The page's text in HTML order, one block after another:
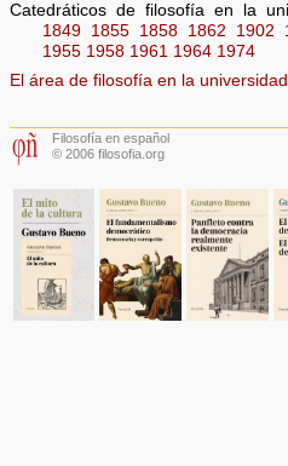
Catedráticos de filosofía en la
1849 1855 1858 1862 1902
1955 1958 1961 1964 1974
El área de filosofía en la
Filosofía en español
© 2006 filosofia.org